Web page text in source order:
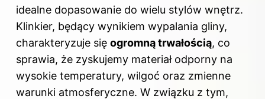
idealne dopasowanie do wielu stylów wnętrz.
Klinkier, będący wynikiem wypalania gliny,
charakteryzuje się ogromną trwałością, co
sprawia, że zyskujemy materiał odporny na
wysokie temperatury, wilgoć oraz zmienne
warunki atmosferyczne. W związku z tym,